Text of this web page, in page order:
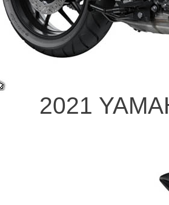
2021